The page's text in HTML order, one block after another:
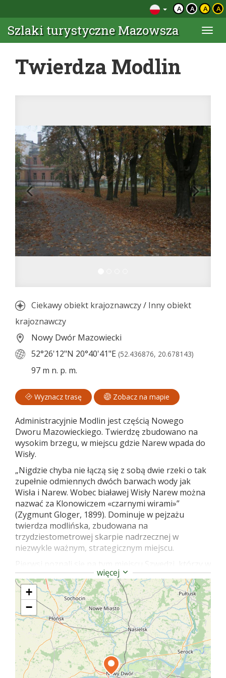
A A A A
Szlaki turystyczne Mazowsza
Twierdza Modlin
Ciekawy obiekt krajoznawczy/ Inny obiekt
krajoznawczy
Nowy Dwór Mazowiecki
52°26'12"N 20°40'41"E (52.436876, 20.678143)
97 m n. p. m.
Wyznacz trasę Zobacz na mapie
Administracyjnie Modlin jest częścią Nowego
Dworu Mazowieckiego. Twierdzę zbudowano na
wysokim brzegu, w miejscu gdzie Narew wpada do
Wisły.
„Nigdzie chyba nie łączą się z sobą dwie rzeki o tak
zupełnie odmiennych dwóch barwach wody jak
Wisła i Narew. Wobec białawej Wisły Narew można
nazwać za Klonowiczem «czarnymi wirami»”
(Zygmunt Gloger, 1899). Dominuje w pejzażu
twierdza modlińska, zbudowana na
trzydziestometrowej skarpie nadrzecznej w
niezwykle ważnym, strategicznym miejscu.
latach 1655-65 pobudowali tu warowny obóz zwany
„Bugskansen”. Później walory Modlina docenił
Napoleon. Na jego polecenie powstała w latach
1806-12 twierdza, budowana przez gen. François de
Chasseloup-Laubat. Po francuskiej klęsce w 1812 r.
jeszcze rok Modlin bronił się przed wojskami
carskimi. W okresie powstania listopadowego
twierdza była bazą wypadową wojsk polskich; jej
garnizon skapitulował jako jeden z ostatnich
punktów powstańczego oporu.
więcej
+
−